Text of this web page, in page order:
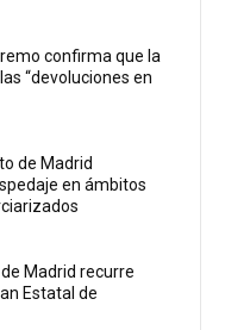
confirma que la
“devoluciones en
de Madrid
en ámbitos
Madrid recurre
Estatal de